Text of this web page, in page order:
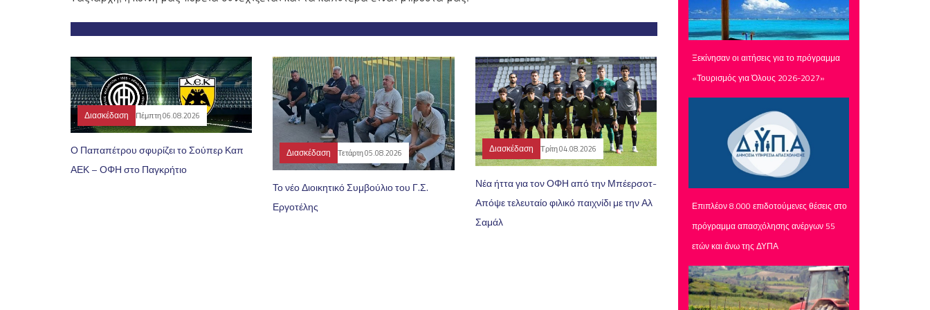
Διασκέδαση Πέμπτη 06.08.2026
Ο Παπαπέτρου σφυρίζει το Σούπερ Καπ
ΑΕΚ – ΟΦΗ στο Παγκρήτιο
Διασκέδαση Τετάρτη 05.08.2026
Το νέο Διοικητικό Συμβούλιο του Γ.Σ.
Εργοτέλης
Διασκέδαση Τρίτη 04.08.2026
Νέα ήττα για τον ΟΦΗ από την Μπέερσοτ-
Απόψε τελευταίο φιλικό παιχνίδι με την Αλ
Σαμάλ
Ξεκίνησαν οι αιτήσεις για το πρόγραμμα
«Τουρισμός για Όλους 2026-2027»
Επιπλέον 8.000 επιδοτούμενες θέσεις στο
πρόγραμμα απασχόλησης ανέργων 55
ετών και άνω της ΔΥΠΑ